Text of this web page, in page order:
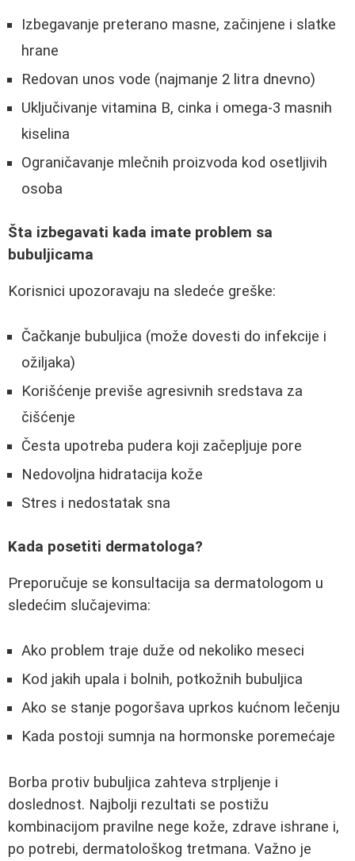
Izbegavanje preterano masne, začinjene i slatke
hrane
Redovan unos vode (najmanje 2 litra dnevno)
Uključivanje vitamina B, cinka i omega-3 masnih
kiselina
Ograničavanje mlečnih proizvoda kod osetljivih
osoba
Šta izbegavati kada imate problem sa
bubuljicama
Korisnici upozoravaju na sledeće greške:
Čačkanje bubuljica (može dovesti do infekcije i
ožiljaka)
Korišćenje previše agresivnih sredstava za
čišćenje
Česta upotreba pudera koji začepljuje pore
Nedovoljna hidratacija kože
Stres i nedostatak sna
Kada posetiti dermatologa?
Preporučuje se konsultacija sa dermatologom u
sledećim slučajevima:
Ako problem traje duže od nekoliko meseci
Kod jakih upala i bolnih, potkožnih bubuljica
Ako se stanje pogoršava uprkos kućnom lečenju
Kada postoji sumnja na hormonske poremećaje
Borba protiv bubuljica zahteva strpljenje i
doslednost. Najbolji rezultati se postižu
kombinacijom pravilne nege kože, zdrave ishrane i,
po potrebi, dermatološkog tretmana. Važno je